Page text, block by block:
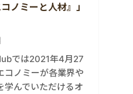
ノミーと人材』」
では2021年4月27
コノミーが各業界や
学んでいただけるオ